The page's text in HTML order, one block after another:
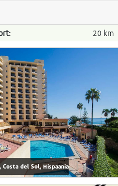
20 km
del Sol, Hispaania